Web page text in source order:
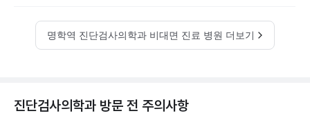
명학역 진단검사의학과 비대면 진료 병원 더보기
진단검사의학과 방문 전 주의사항